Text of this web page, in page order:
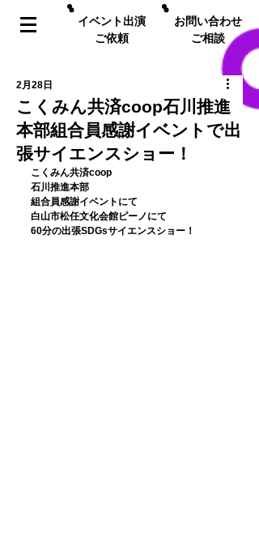
イベント出演
ご依頼
お問い合わせ
ご相談
こくみん共済coop石川推進
本部組合員感謝イベントで出
張サイエンスショー！
2月28日
﻿こくみん共済coop
石川推進本部
組合員感謝イベントにて
白山市松任文化会館ピーノにて
60分の出張SDGsサイエンスショー！